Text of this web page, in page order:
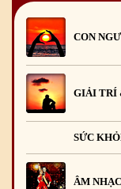
CON
GIẢI TRÍ
SỨC
ÂM